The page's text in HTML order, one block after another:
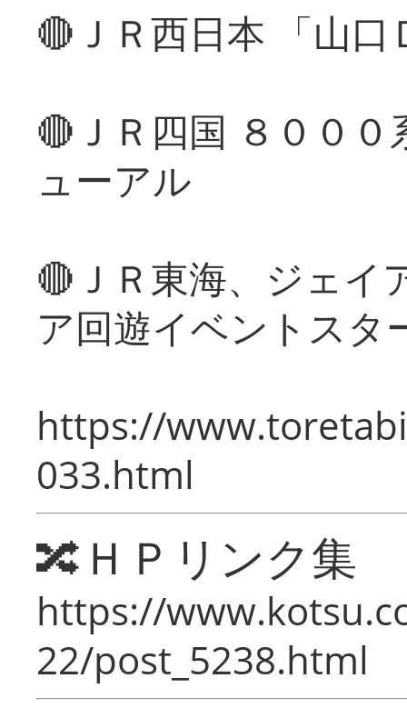
🔴ＪＲ西日本 「山
🔴ＪＲ四国 ８００
ューアル
🔴ＪＲ東海、ジェイ
ア回遊イベントスタ
https://
033.html
🔀ＨＰリンク集
https://
22/post_5238.html